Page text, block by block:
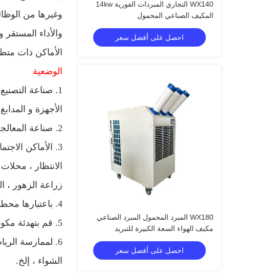
WX140 التجاري المبردات الفورية 14kw
المكيف الصناعي المحمول
احصل على أفضل سعر
WX180 المبرد المحمول المبرد الصناعي
مكيف الهواء السعة الكبيرة للتبريد
احصل على أفضل سعر
وغيرها من
والأداء المستقر
الأماكن ذات
الوضعية
1. صناعة
الأجهزة و المدابغ
2. صناعة المعالجة: طلاء الذهب ، الالكترونيات ، الأحذية ، مصنع ملابس المطاط ، تغليف المواد الغذائية
3. الأماكن
الانتظار ،
زراعة الزهور ،
4. باعتبارها محطة تكييف الهواء ، ساعد التبريد من موظفي المكاتب وموظفي المستودعات
5. قم بتهدئة مكونات وخزانات التحكم الإلكترونية لزيادة كفاءة تشغيل المعدات وإطالة عمر الخدمة
6. لممارسة
الشواء ، إلخ.